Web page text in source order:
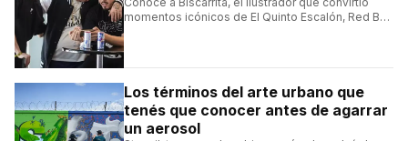
momentos icónicos de El Quinto Escalón, Red Bull
Los términos del arte urbano que
tenés que conocer antes de agarrar
un aerosol